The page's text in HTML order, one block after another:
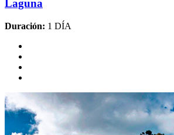
Laguna
Duración: 1 DÍA